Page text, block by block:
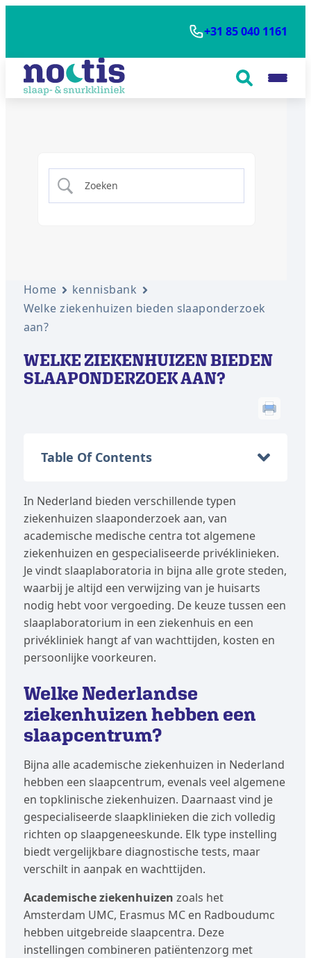
+31 85 040 1161
Home
kennisbank
Welke ziekenhuizen bieden slaaponderzoek
aan?
WELKE ZIEKENHUIZEN BIEDEN
SLAAPONDERZOEK AAN?
Table Of Contents
In Nederland bieden verschillende typen
ziekenhuizen slaaponderzoek aan, van
academische medische centra tot algemene
ziekenhuizen en gespecialiseerde privéklinieken.
Je vindt slaaplaboratoria in bijna alle grote steden,
waarbij je altijd een verwijzing van je huisarts
nodig hebt voor vergoeding. De keuze tussen een
slaaplaboratorium in een ziekenhuis en een
privékliniek hangt af van wachttijden, kosten en
persoonlijke voorkeuren.
Welke Nederlandse
ziekenhuizen hebben een
slaapcentrum?
Bijna alle academische ziekenhuizen in Nederland
hebben een slaapcentrum, evenals veel algemene
en topklinische ziekenhuizen. Daarnaast vind je
gespecialiseerde slaapklinieken die zich volledig
richten op slaapgeneeskunde. Elk type instelling
biedt vergelijkbare diagnostische tests, maar
verschilt in aanpak en wachttijden.
Academische ziekenhuizen zoals het
Amsterdam UMC, Erasmus MC en Radboudumc
hebben uitgebreide slaapcentra. Deze
instellingen combineren patiëntenzorg met